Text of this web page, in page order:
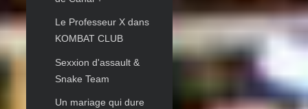
Le Professeur X dans
KOMBAT CLUB
Sexxion d'assault &
Snake Team
Un mariage qui dure